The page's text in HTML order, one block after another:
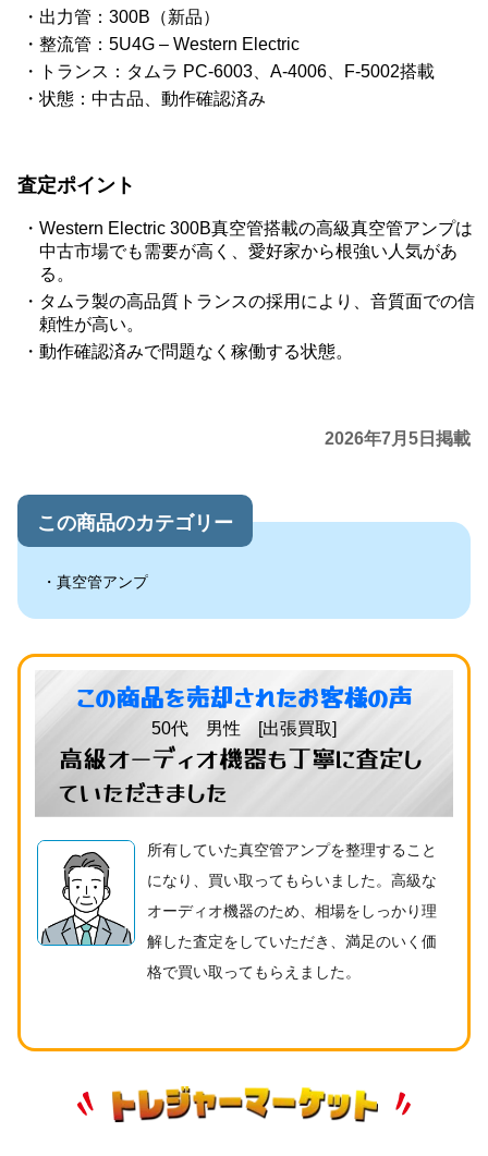
出力管：300B（新品）
整流管：5U4G – Western Electric
トランス：タムラ PC-6003、A-4006、F-5002搭載
状態：中古品、動作確認済み
査定ポイント
Western Electric 300B真空管搭載の高級真空管アンプは
中古市場でも需要が高く、愛好家から根強い人気があ
る。
タムラ製の高品質トランスの採用により、音質面での信
頼性が高い。
動作確認済みで問題なく稼働する状態。
2026年7月5日掲載
この商品のカテゴリー
真空管アンプ
この商品を売却されたお客様の声
50代 男性 [出張買取]
高級オーディオ機器も丁寧に査定し
ていただきました
所有していた真空管アンプを整理すること
になり、買い取ってもらいました。高級な
オーディオ機器のため、相場をしっかり理
解した査定をしていただき、満足のいく価
格で買い取ってもらえました。